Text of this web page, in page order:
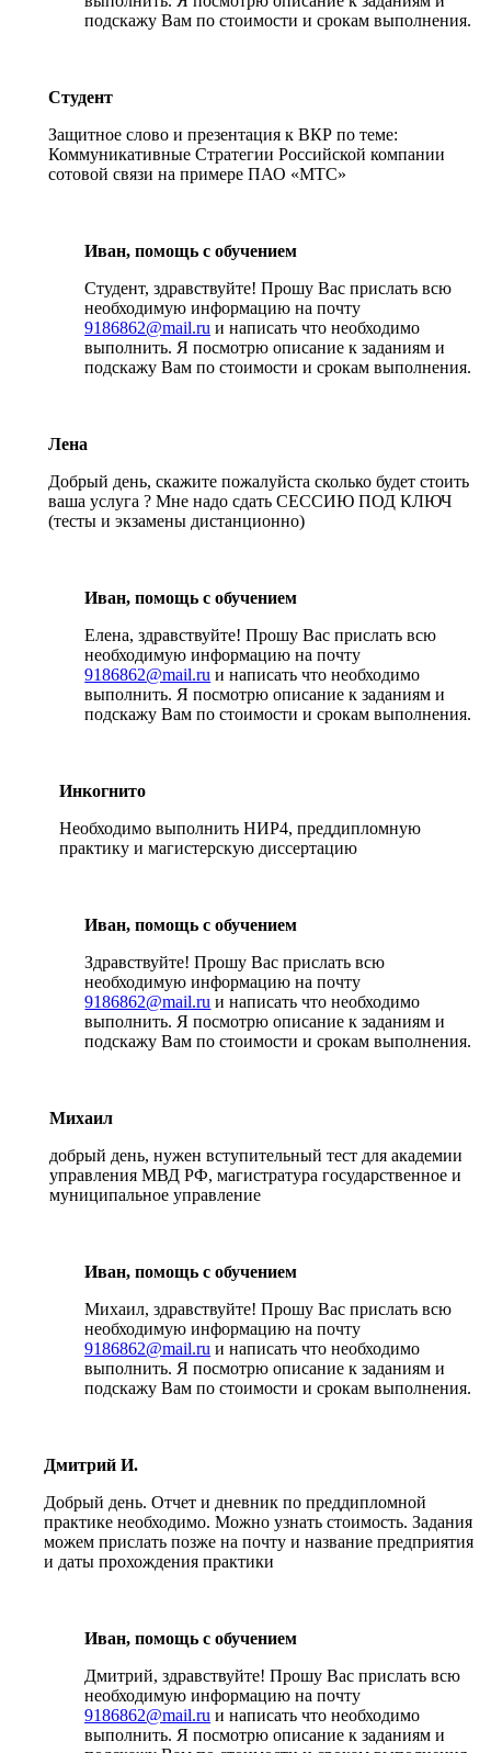
подскажу Вам по стоимости и срокам выполнения.
Студент
Защитное слово и презентация к ВКР по теме:
Коммуникативные Стратегии Российской компании
сотовой связи на примере ПАО «МТС»
Иван, помощь с обучением
Студент, здравствуйте! Прошу Вас прислать всю
необходимую информацию на почту
9186862@mail.ru и написать что необходимо
выполнить. Я посмотрю описание к заданиям и
подскажу Вам по стоимости и срокам выполнения.
Лена
Добрый день, скажите пожалуйста сколько будет стоить
ваша услуга ? Мне надо сдать СЕССИЮ ПОД КЛЮЧ
(тесты и экзамены дистанционно)
Иван, помощь с обучением
Елена, здравствуйте! Прошу Вас прислать всю
необходимую информацию на почту
9186862@mail.ru и написать что необходимо
выполнить. Я посмотрю описание к заданиям и
подскажу Вам по стоимости и срокам выполнения.
Инкогнито
Необходимо выполнить НИР4, преддипломную
практику и магистерскую диссертацию
Иван, помощь с обучением
Здравствуйте! Прошу Вас прислать всю
необходимую информацию на почту
9186862@mail.ru и написать что необходимо
выполнить. Я посмотрю описание к заданиям и
подскажу Вам по стоимости и срокам выполнения.
Михаил
добрый день, нужен вступительный тест для академии
управления МВД РФ, магистратура государственное и
муниципальное управление
Иван, помощь с обучением
Михаил, здравствуйте! Прошу Вас прислать всю
необходимую информацию на почту
9186862@mail.ru и написать что необходимо
выполнить. Я посмотрю описание к заданиям и
подскажу Вам по стоимости и срокам выполнения.
Дмитрий И.
Добрый день. Отчет и дневник по преддипломной
практике необходимо. Можно узнать стоимость. Задания
можем прислать позже на почту и название предприятия
и даты прохождения практики
Иван, помощь с обучением
Дмитрий, здравствуйте! Прошу Вас прислать всю
необходимую информацию на почту
9186862@mail.ru и написать что необходимо
выполнить. Я посмотрю описание к заданиям и